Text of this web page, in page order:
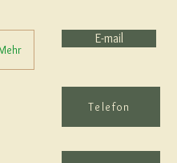
E-mail
Telefon